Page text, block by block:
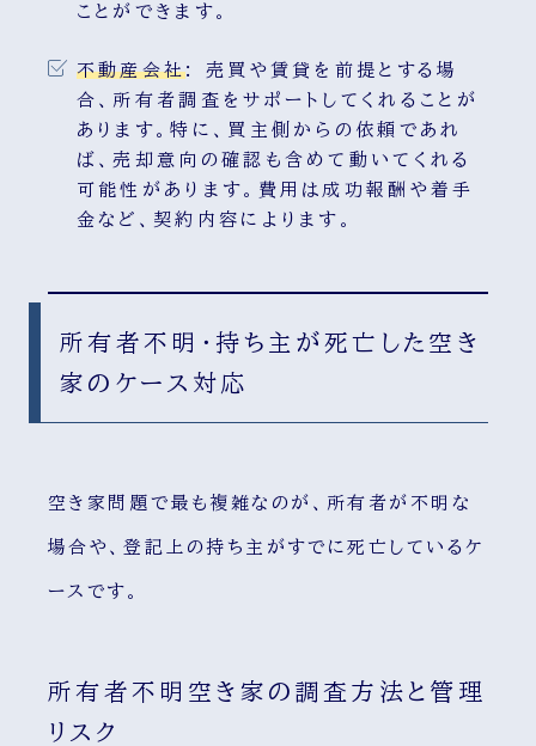
ことができます。
不動産会社:
売買や賃貸を前提とする場
合、所有者調査をサポートしてくれることが
あります。特に、買主側からの依頼であれ
ば、売却意向の確認も含めて動いてくれる
可能性があります。費用は成功報酬や着手
金など、契約内容によります。
所有者不明・持ち主が死亡した空き
家のケース対応
空き家問題で最も複雑なのが、所有者が不明な
場合や、登記上の持ち主がすでに死亡しているケ
ースです。
所有者不明空き家の調査方法と管理
リスク